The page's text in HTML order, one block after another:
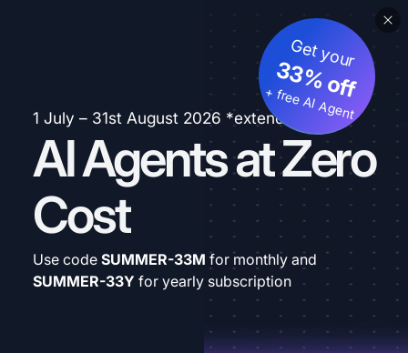
1 July – 31st August 2026 *extended
AI Agents at Zero
Cost
Get your
33% off
+ free AI Agent
Use code SUMMER-33M for monthly and
SUMMER-33Y for yearly subscription